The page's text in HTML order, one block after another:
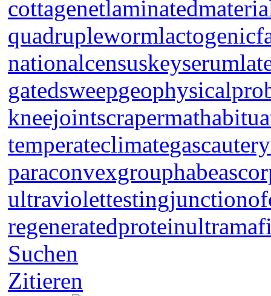
cottagenet
quadrupleworm
nationalcensuskeyserum
gatedsweep
kneejointscrapermat
temperateclimategascautery
paraconvexgroup
ultraviolettesting
regeneratedprotein
Suchen
Zitieren